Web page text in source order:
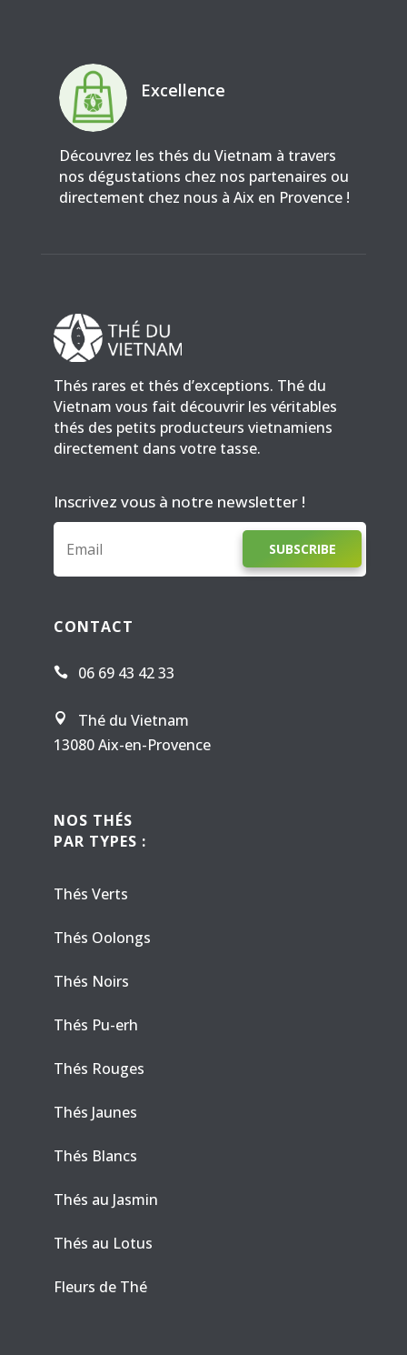
Excellence
Découvrez les thés du Vietnam à travers
nos dégustations chez nos partenaires ou
directement chez nous à Aix en Provence !
Thés rares et thés d’exceptions. Thé du
Vietnam vous fait découvrir les véritables
thés des petits producteurs vietnamiens
directement dans votre tasse.
Inscrivez vous à notre newsletter !
SUBSCRIBE
CONTACT
 06 69 43 42 33

Thé du Vietnam
13080 Aix-en-Provence
NOS THÉS
PAR TYPES :
Thés Verts
Thés Oolongs
Thés Noirs
Thés Pu-erh
Thés Rouges
Thés Jaunes
Thés Blancs
Thés au Jasmin
Thés au Lotus
Fleurs de Thé